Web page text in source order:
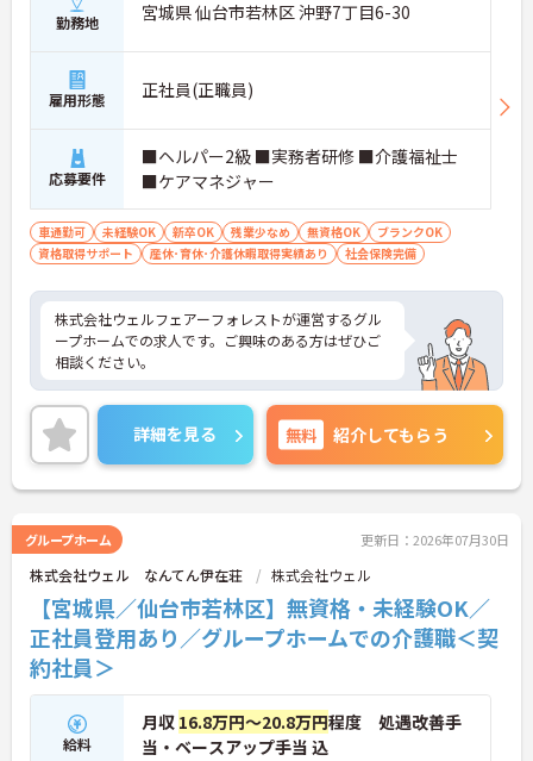
勤務地 宮城県 仙台市若林区 沖野7丁目6-30
雇用形態 正社員(正職員)
応募要件
■ヘルパー2級 ■実務者研修 ■介護福祉士
■ケアマネジャー
車通勤可 未経験OK 新卒OK 残業少なめ 無資格OK
ブランクOK
資格取得サポート
産休･育休･介護休暇取得実績あり 社会保険完備
株式会社ウェルフェアーフォレストが運営するグル
ープホームでの求人です。ご興味のある方はぜひご
相談ください。
詳細を見る 無料 紹介してもらう
グループホーム 更新日：2026年07月30日
株式会社ウェル なんてん伊在荘 株式会社ウェル
【宮城県／仙台市若林区】無資格・未経験OK／
正社員登用あり／グループホームでの介護職＜契
約社員＞
給料
月収 16.8万円～20.8万円程度 処遇改善手
当・ベースアップ手当 込